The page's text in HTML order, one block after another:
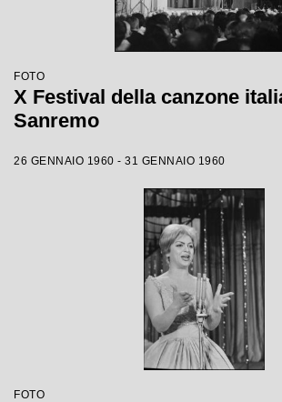
FOTO
X Festival della canzone
Sanremo
26 GENNAIO 1960 - 31 GENNAIO 1960
FOTO